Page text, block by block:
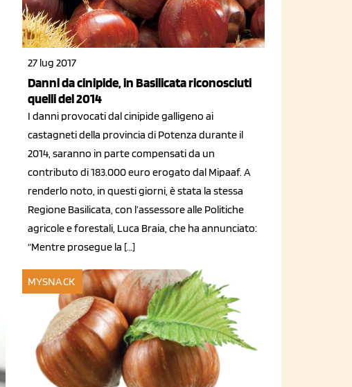
27 lug 2017
Danni da cinipide, in Basilicata riconosciuti
quelli del 2014
I danni provocati dal cinipide galligeno ai
castagneti della provincia di Potenza durante il
2014, saranno in parte compensati da un
contributo di 183.000 euro erogato dal Mipaaf. A
renderlo noto, in questi giorni, è stata la stessa
Regione Basilicata, con l’assessore alle Politiche
agricole e forestali, Luca Braia, che ha annunciato:
“Mentre prosegue la […]
MYSNACK